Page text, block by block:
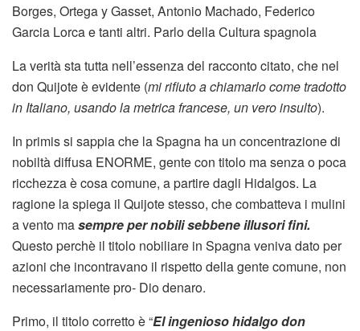
Borges, Ortega y Gasset, Antonio Machado, Federico
Garcia Lorca e tanti altri. Parlo della Cultura spagnola
La verità sta tutta nell’essenza del racconto citato, che nel
don Quijote è evidente (mi rifiuto a chiamarlo come tradotto
in Italiano, usando la metrica francese, un vero insulto).
In primis si sappia che la Spagna ha un concentrazione di
nobiltà diffusa ENORME, gente con titolo ma senza o poca
ricchezza è cosa comune, a partire dagli Hidalgos. La
ragione la spiega il Quijote stesso, che combatteva i mulini
a vento masempre per nobili sebbene illusori fini.
Questo perchè il titolo nobiliare in Spagna veniva dato per
azioni che incontravano il rispetto della gente comune, non
necessariamente pro- Dio denaro.
Primo, il titolo corretto è “El ingenioso hidalgo don